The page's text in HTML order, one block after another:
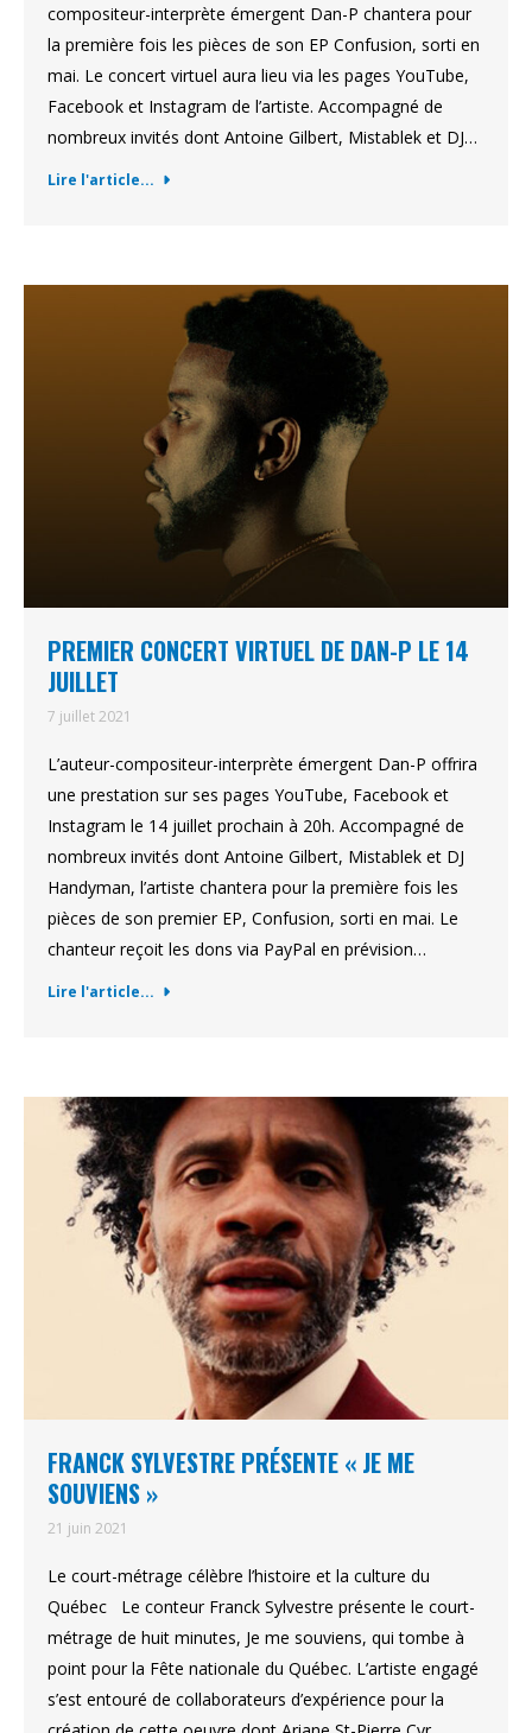
compositeur-interprète émergent Dan-P chantera pour
la première fois les pièces de son EP Confusion, sorti en
mai. Le concert virtuel aura lieu via les pages YouTube,
Facebook et Instagram de l’artiste. Accompagné de
nombreux invités dont Antoine Gilbert, Mistablek et DJ…
Lire l'article...
PREMIER CONCERT VIRTUEL DE DAN-P LE 14
JUILLET
7 juillet 2021
L’auteur-compositeur-interprète émergent Dan-P offrira
une prestation sur ses pages YouTube, Facebook et
Instagram le 14 juillet prochain à 20h. Accompagné de
nombreux invités dont Antoine Gilbert, Mistablek et DJ
Handyman, l’artiste chantera pour la première fois les
pièces de son premier EP, Confusion, sorti en mai. Le
chanteur reçoit les dons via PayPal en prévision…
Lire l'article...
FRANCK SYLVESTRE PRÉSENTE « JE ME
SOUVIENS »
21 juin 2021
Le court-métrage célèbre l’histoire et la culture du
Québec Le conteur Franck Sylvestre présente le court-
métrage de huit minutes, Je me souviens, qui tombe à
point pour la Fête nationale du Québec. L’artiste engagé
s’est entouré de collaborateurs d’expérience pour la